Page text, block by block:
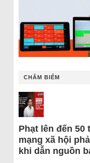
CHÂM BIẾM
Phạt lên đến
mạng xã hội
khi dẫn nguồn